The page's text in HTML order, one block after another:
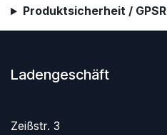
Produktsicherheit / GPSR
Ladengeschäft
Zeißstr. 3